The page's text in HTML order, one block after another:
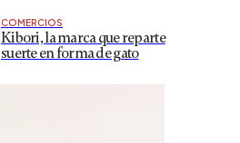
COMERCIOS
Kibori, la marca que reparte
suerte en forma de gato